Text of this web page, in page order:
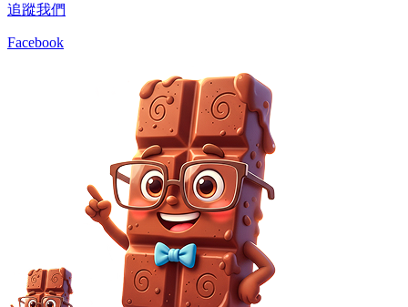
追蹤我們
Facebook